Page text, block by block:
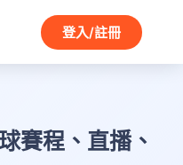
登入/註冊
賽程、直播、